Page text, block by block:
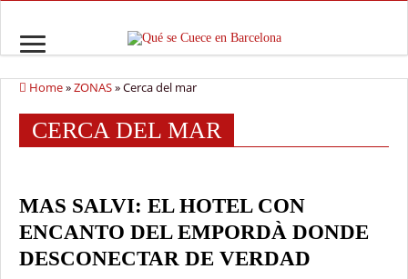
Home»ZONAS»Cerca del mar
CERCA DEL MAR
MAS SALVI: EL HOTEL CON
ENCANTO DEL EMPORDÀ DONDE
DESCONECTAR DE VERDAD